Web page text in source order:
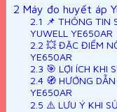
2 Máy đo huyết áp
2.1 📌 THÔNG TIN
YUWELL YE650AR
2.2 💥 ĐẶC ĐIỂM
YE650AR
2.3 🎯 LỢI ÍCH KHI
2.4🧭 HƯỚNG DẪN
YE650AR
2.5 ⚠️ LƯU Ý KHI